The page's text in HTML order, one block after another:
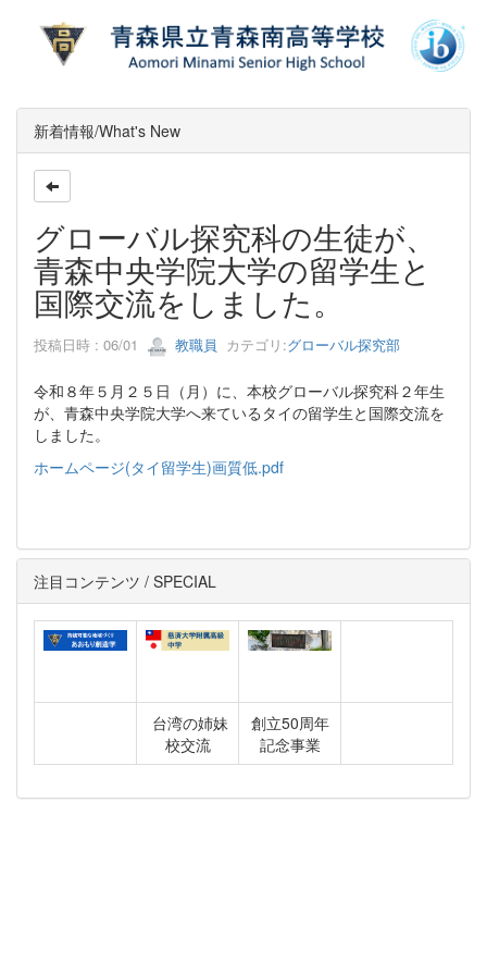
新着情報/What's New
グローバル探究科の生徒が、
青森中央学院大学の留学生と
国際交流をしました。
投稿日時 : 06/01 教職員 カテゴリ:グローバル探究部
令和８年５月２５日（月）に、本校グローバル探究科２年生
が、青森中央学院大学へ来ているタイの留学生と国際交流を
しました。
ホームページ(タイ留学生)画質低.pdf
注目コンテンツ / SPECIAL
台湾の姉妹
校交流
創立50周年
記念事業